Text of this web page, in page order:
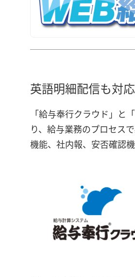
英語明細配信も対
「給与奉行クラウド」と
り、給与業務のプロセス
機能、社内報、安否確認